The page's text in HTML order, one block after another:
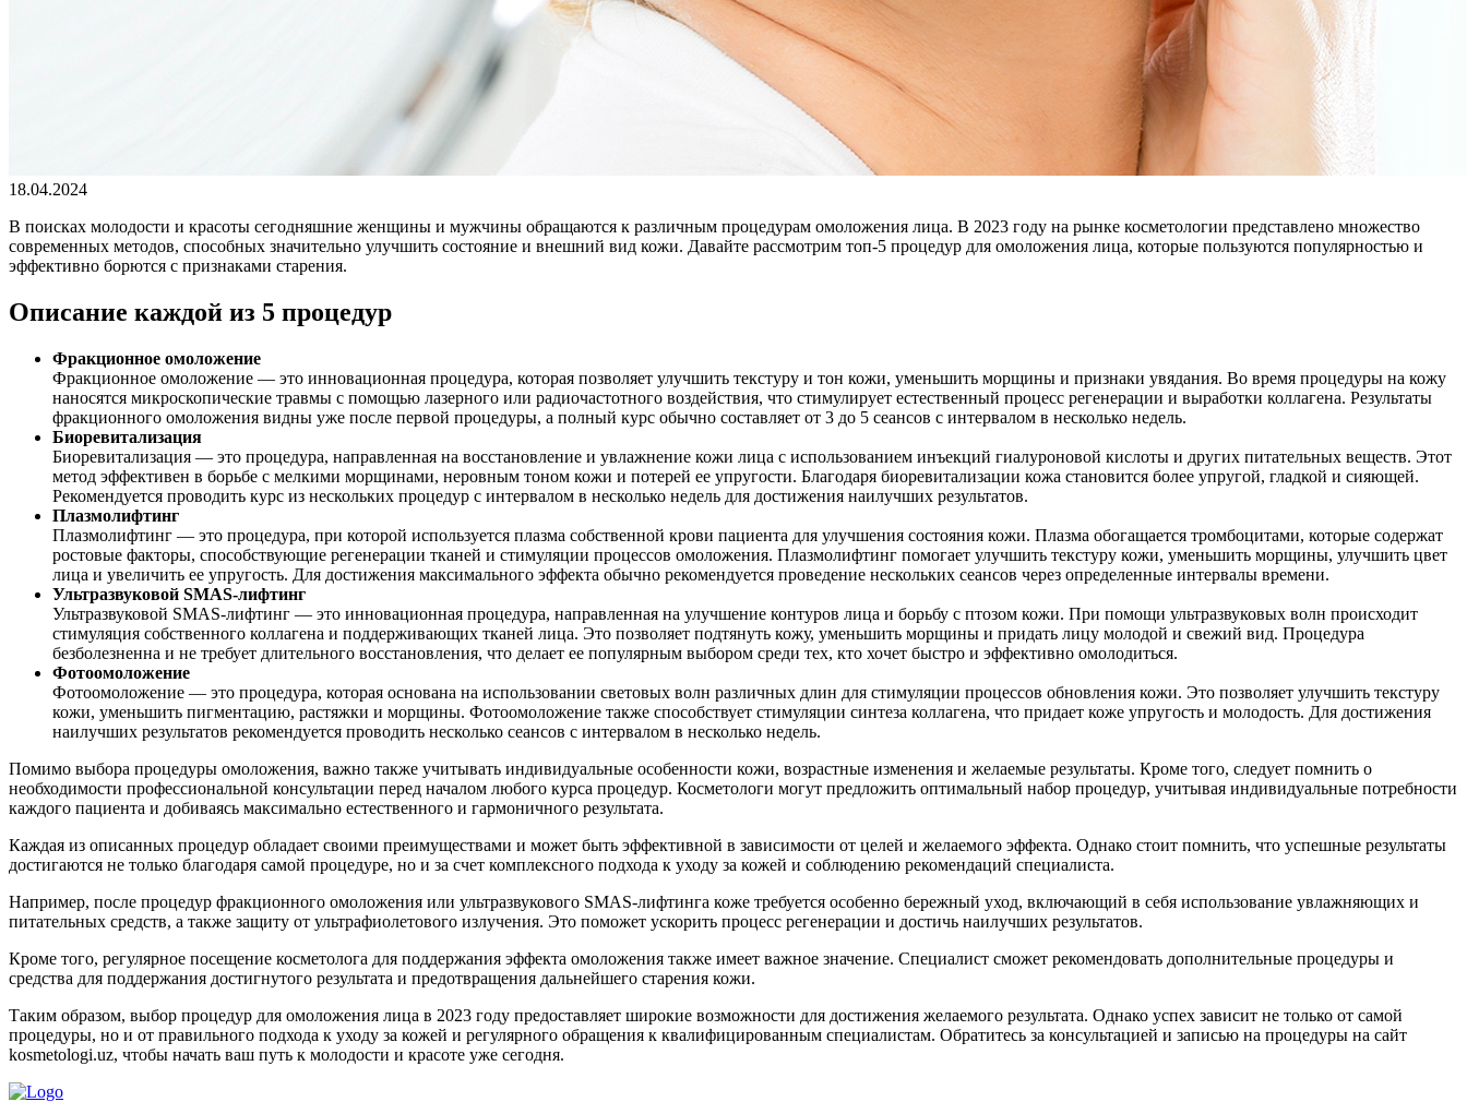
18.04.2024
В поисках молодости и красоты сегодняшние женщины и мужчины обращаются к различным процедурам омоложения лица. В 2023 году на рынке косметологии представлено множество
современных методов, способных значительно улучшить состояние и внешний вид кожи. Давайте рассмотрим топ-5 процедур для омоложения лица, которые пользуются популярностью и
эффективно борются с признаками старения.
Описание каждой из 5 процедур
Фракционное омоложение
Фракционное омоложение — это инновационная процедура, которая позволяет улучшить текстуру и тон кожи, уменьшить морщины и признаки увядания. Во время процедуры на кожу
наносятся микроскопические травмы с помощью лазерного или радиочастотного воздействия, что стимулирует естественный процесс регенерации и выработки коллагена. Результаты
фракционного омоложения видны уже после первой процедуры, а полный курс обычно составляет от 3 до 5 сеансов с интервалом в несколько недель.
Биоревитализация
Биоревитализация — это процедура, направленная на восстановление и увлажнение кожи лица с использованием инъекций гиалуроновой кислоты и других питательных веществ. Этот
метод эффективен в борьбе с мелкими морщинами, неровным тоном кожи и потерей ее упругости. Благодаря биоревитализации кожа становится более упругой, гладкой и сияющей.
Рекомендуется проводить курс из нескольких процедур с интервалом в несколько недель для достижения наилучших результатов.
Плазмолифтинг
Плазмолифтинг — это процедура, при которой используется плазма собственной крови пациента для улучшения состояния кожи. Плазма обогащается тромбоцитами, которые содержат
ростовые факторы, способствующие регенерации тканей и стимуляции процессов омоложения. Плазмолифтинг помогает улучшить текстуру кожи, уменьшить морщины, улучшить цвет
лица и увеличить ее упругость. Для достижения максимального эффекта обычно рекомендуется проведение нескольких сеансов через определенные интервалы времени.
Ультразвуковой SMAS-лифтинг
Ультразвуковой SMAS-лифтинг — это инновационная процедура, направленная на улучшение контуров лица и борьбу с птозом кожи. При помощи ультразвуковых волн происходит
стимуляция собственного коллагена и поддерживающих тканей лица. Это позволяет подтянуть кожу, уменьшить морщины и придать лицу молодой и свежий вид. Процедура
безболезненна и не требует длительного восстановления, что делает ее популярным выбором среди тех, кто хочет быстро и эффективно омолодиться.
Фотоомоложение
Фотоомоложение — это процедура, которая основана на использовании световых волн различных длин для стимуляции процессов обновления кожи. Это позволяет улучшить текстуру
кожи, уменьшить пигментацию, растяжки и морщины. Фотоомоложение также способствует стимуляции синтеза коллагена, что придает коже упругость и молодость. Для достижения
наилучших результатов рекомендуется проводить несколько сеансов с интервалом в несколько недель.
Помимо выбора процедуры омоложения, важно также учитывать индивидуальные особенности кожи, возрастные изменения и желаемые результаты. Кроме того, следует помнить о
необходимости профессиональной консультации перед началом любого курса процедур. Косметологи могут предложить оптимальный набор процедур, учитывая индивидуальные потребности
каждого пациента и добиваясь максимально естественного и гармоничного результата.
Каждая из описанных процедур обладает своими преимуществами и может быть эффективной в зависимости от целей и желаемого эффекта. Однако стоит помнить, что успешные результаты
достигаются не только благодаря самой процедуре, но и за счет комплексного подхода к уходу за кожей и соблюдению рекомендаций специалиста.
Например, после процедур фракционного омоложения или ультразвукового SMAS-лифтинга коже требуется особенно бережный уход, включающий в себя использование увлажняющих и
питательных средств, а также защиту от ультрафиолетового излучения. Это поможет ускорить процесс регенерации и достичь наилучших результатов.
Кроме того, регулярное посещение косметолога для поддержания эффекта омоложения также имеет важное значение. Специалист сможет рекомендовать дополнительные процедуры и
средства для поддержания достигнутого результата и предотвращения дальнейшего старения кожи.
Таким образом, выбор процедур для омоложения лица в 2023 году предоставляет широкие возможности для достижения желаемого результата. Однако успех зависит не только от самой
процедуры, но и от правильного подхода к уходу за кожей и регулярного обращения к квалифицированным специалистам. Обратитесь за консультацией и записью на процедуры на сайт
kosmetologi.uz, чтобы начать ваш путь к молодости и красоте уже сегодня.